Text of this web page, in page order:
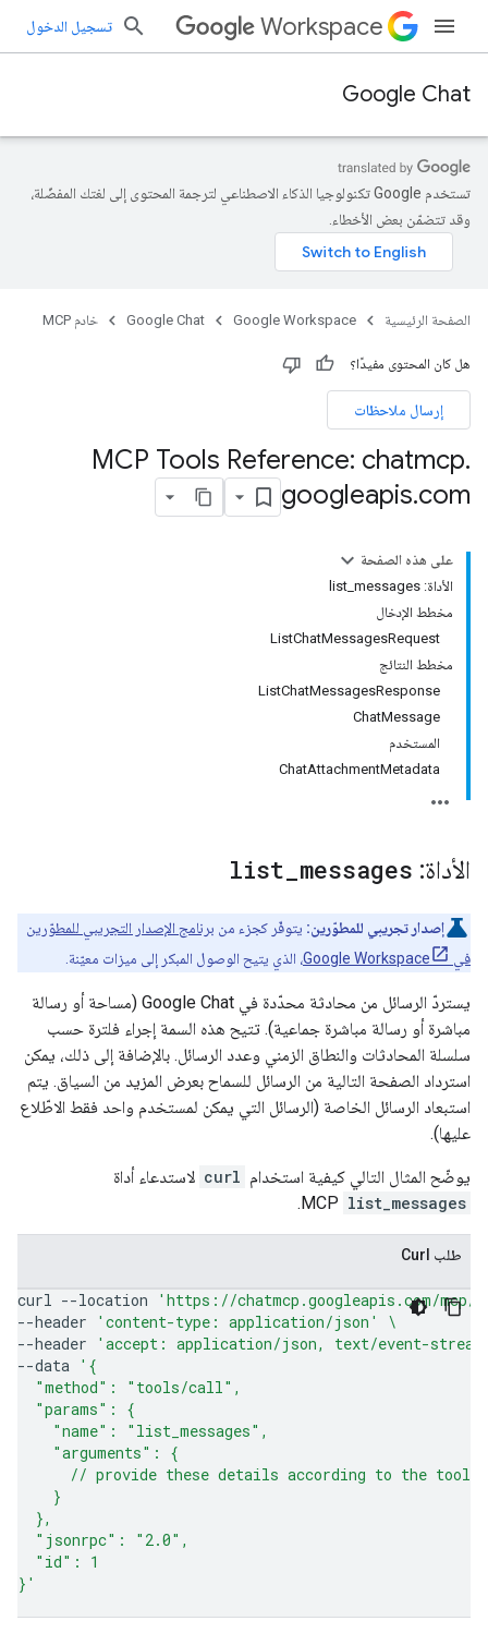
Workspace تسجيل الدخول
Google Chat
تستخدم Google تكنولوجيا الذكاء الاصطناعي لترجمة المحتوى إلى لغتك المفضّلة،
وقد تتضمّن بعض الأخطاء.
الصفحة الرئيسية Google Workspace
Google Chat خادم MCP
هل كان المحتوى مفيدًا؟
إرسال ملاحظات
MCP Tools Reference: chatmcp.
googleapis.com
على هذه الصفحة
الأداة: list_messages
مخطط الإدخال
ListChatMessagesRequest
مخطط النتائج
ListChatMessagesResponse
ChatMessage
المستخدم
ChatAttachmentMetadata
الأداة: list messages
إصدار تجريبي للمطوّرين: يتوفّر كجزء من برنامج الإصدار التجريبي للمطوّرين
في Google Workspace
، الذي يتيح الوصول المبكر إلى ميزات معيّنة.
يستردّ الرسائل من محادثة محدّدة في Google Chat (مساحة أو رسالة
مباشرة أو رسالة مباشرة جماعية). تتيح هذه السمة إجراء فلترة حسب
سلسلة المحادثات والنطاق الزمني وعدد الرسائل. بالإضافة إلى ذلك، يمكن
استرداد الصفحة التالية من الرسائل للسماح بعرض المزيد من السياق. يتم
استبعاد الرسائل الخاصة (الرسائل التي يمكن لمستخدم واحد فقط الاطّلاع
عليها).
يوضّح المثال التالي كيفية استخدام curl لاستدعاء أداة
list_messages
طلب Curl
curl --location
'https://chatmcp.googleapis.com/mcp/
--header
'content-type: application/json'
\
--header
'accept: application/json, text/event-
--data '{
  "method": "tools/call",
  "params": {
    "name": "list_messages",
    "arguments": {
// provide these details according to the tool
    }
  },
  "jsonrpc": "2.0",
  "id": 1
}'